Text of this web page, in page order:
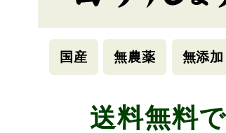
国産 無農薬 無添加
送料無料